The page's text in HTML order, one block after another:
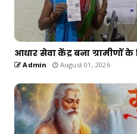
आधार सेवा केंद्र बना ग्रामीणों
Admin August 01, 2026